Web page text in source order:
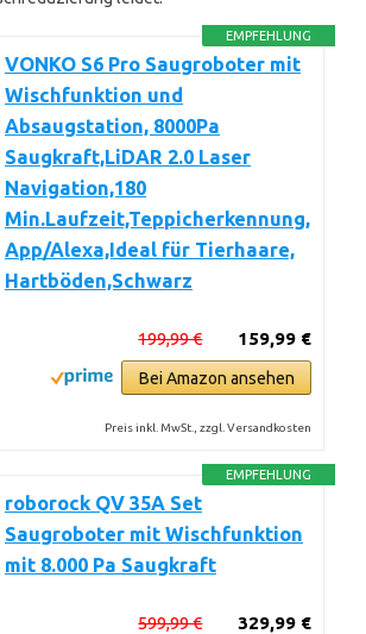
EMPFEHLUNG
VONKO S6 Pro Saugroboter mit
Wischfunktion und
Absaugstation, 8000Pa
Saugkraft,LiDAR 2.0 Laser
Navigation,180
Min.Laufzeit,Teppicherkennung,
App/Alexa,Ideal für Tierhaare,
Hartböden,Schwarz
159,99 €
199,99 €
Bei Amazon ansehen
Preis inkl. MwSt., zzgl. Versandkosten
EMPFEHLUNG
roborock QV 35A Set
Saugroboter mit Wischfunktion
mit 8.000 Pa Saugkraft
329,99 €
599,99 €